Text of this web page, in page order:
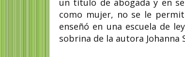
como mujer, no se le
enseñó en una escuela de
sobrina de la autora Johanna